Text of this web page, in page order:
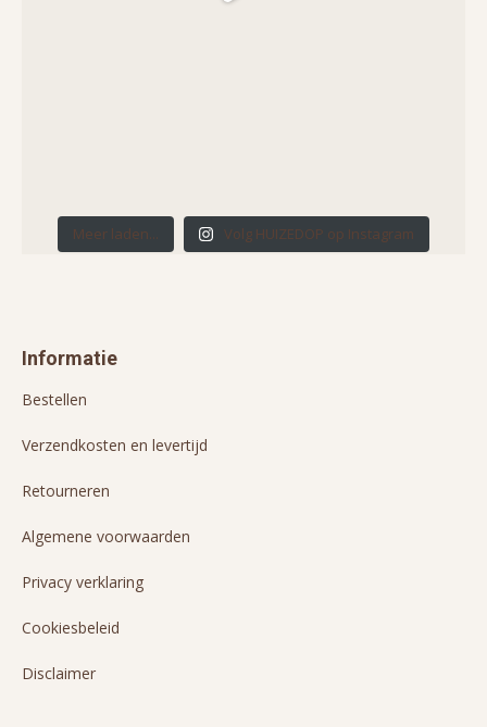
Meer laden... Volg HUIZEDOP op Instagram
Informatie
Bestellen
Verzendkosten en levertijd
Retourneren
Algemene voorwaarden
Privacy verklaring
Cookiesbeleid
Disclaimer